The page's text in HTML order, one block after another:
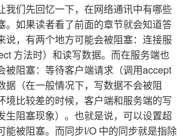
我们先回忆一下，在网络通讯中有哪些
。如果读者看了前面的章节就会知道答
说，有两个地方可能会被阻塞：连接服
方法时）和读写数据。而在服务端也
被阻塞：等待客户端请求（调用accept
据（在一般情况下，写数据不会被阻
境比较差的时候，客户端和服务端的写
生阻塞现象）。也就是说，可以设置超
能被阻塞。而同步I/O 中的同步就是指除